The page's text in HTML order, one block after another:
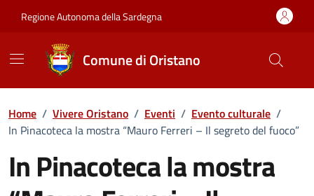
Regione Autonoma della Sardegna
Comune di Oristano
Home / Vivere Oristano / Eventi / Evento culturale /
In Pinacoteca la mostra “Mauro Ferreri – Il segreto del fuoco”
In Pinacoteca la mostra